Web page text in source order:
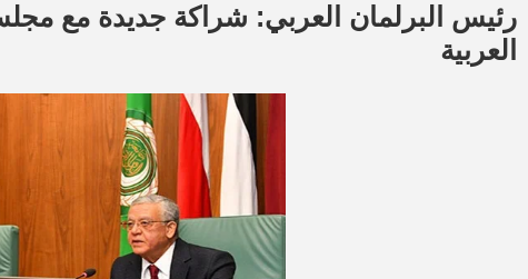
رئيس البرلمان العربي: شراكة جديدة مع
العربية